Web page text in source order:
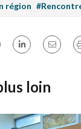
région
loin